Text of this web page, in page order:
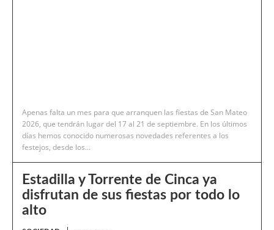
Apenas falta un mes para que arranquen las fiestas de San Mateo
2026, que tendrán lugar del 17 al 21 de septiembre. En los últimos
días hemos conocido numerosas novedades referentes a los
festejos, desde los...
Estadilla y Torrente de Cinca ya
disfrutan de sus fiestas por todo lo
alto